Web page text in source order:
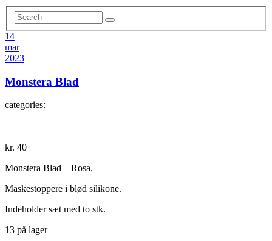
14
mar
2023
Monstera Blad
categories:
kr. 40
Monstera Blad – Rosa.
Maskestoppere i blød silikone.
Indeholder sæt med to stk.
13 på lager